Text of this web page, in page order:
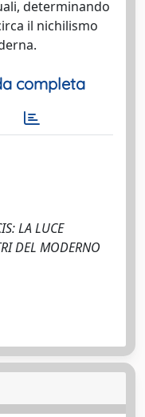
determinando
il nichilismo
completa
LA LUCE
DEL MODERNO